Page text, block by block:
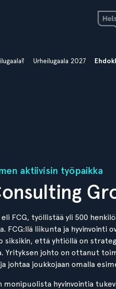
Urheilugaala 2027
aktiivisin työpaikka
FCG, työllistää yli 500
FCG:llä liikunta ja hyvinvointi
että yhtiöllä on
Yrityksen johto on ottanut
johtaa joukkojaan omalla
monipuolista hyvinvointia